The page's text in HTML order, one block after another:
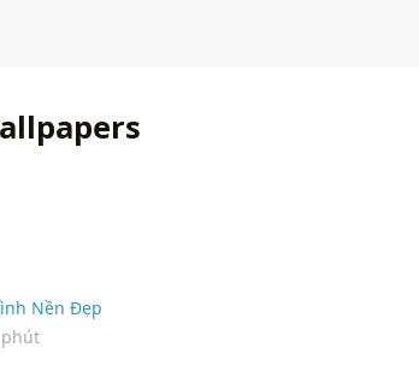
Nền Đẹp